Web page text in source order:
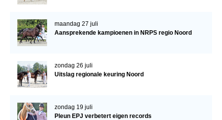
Verrichtingsonderzoek 2022-2023
Verrichtingsonderzoek 2019-2020
Paard te koop
maandag 27 juli
Aansprekende kampioenen in NRPS regio Noord
zondag 26 juli
Uitslag regionale keuring Noord
zondag 19 juli
Pleun EPJ verbetert eigen records